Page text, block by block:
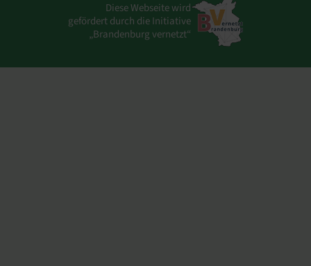
Diese Webseite wird
gefördert durch die Initiative
„Brandenburg vernetzt“